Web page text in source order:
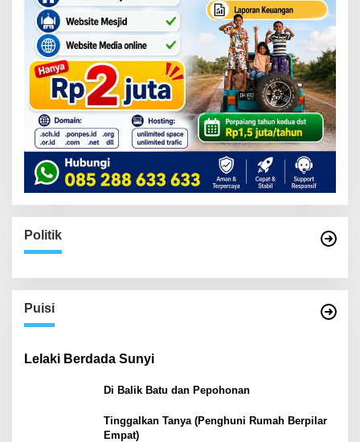
Politik
Puisi
Lelaki Berdada Sunyi
Di Balik Batu dan Pepohonan
Tinggalkan Tanya (Penghuni Rumah Berpilar
Empat)